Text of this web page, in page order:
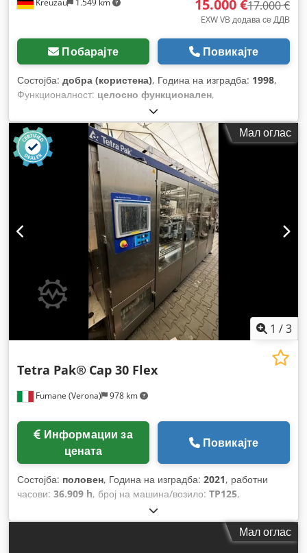
Kreuzau 1.549 km 15.000 €17.000 €
EXW VB додава се ДДВ
Побарајте Повикајте
Состојба: добра (користена), Година на изградба: 1998,
Функционалност: целосно функционален,
Мал оглас
1 /3
Fumane (Verona) 978 km
Tetra Pak® Cap 30 Flex
цената
Повикајте
Состојба: половен, Година на изградба: 2021, работни
часови: 36.909 h, број на машина/возило: TP125,
Мал оглас